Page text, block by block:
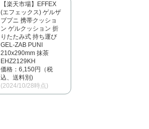
【楽天市場】EFFEX
(エフェックス) ゲルザ
ブプニ 携帯クッショ
ン ゲルクッション 折
りたたみ式 持ち運び
GEL-ZAB PUNI
210x290mm 抹茶
EHZ2129KH
価格：6,150円（税
込、送料別)
(2024/10/28時点)